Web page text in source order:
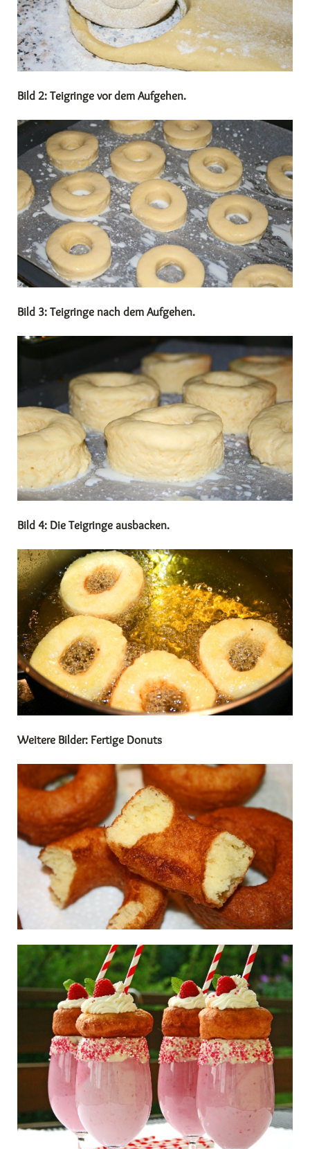
Bild 2: Teigringe vor dem Aufgehen.
Bild 3: Teigringe nach dem Aufgehen.
Bild 4: Die Teigringe ausbacken.
Weitere Bilder: Fertige Donuts